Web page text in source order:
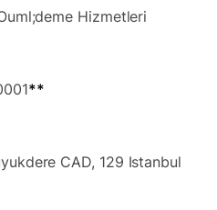
Hizmetleri
**
CAD, 129 Istanbul